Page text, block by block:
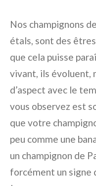
Nos champignons
étals, sont des
que cela puisse
vivant, ils évoluent,
d’aspect avec le
vous observez est
que votre
peu comme une
un champignon de
forcément un signe